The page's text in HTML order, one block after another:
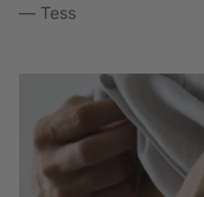
— Tess